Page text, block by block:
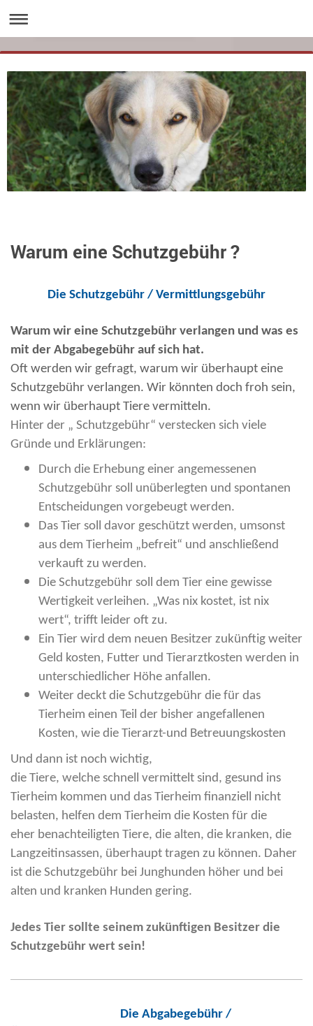
Warum eine Schutzgebühr ?
Die Schutzgebühr / Vermittlungsgebühr
Warum wir eine Schutzgebühr verlangen und was es
mit der Abgabegebühr auf sich hat.
Oft werden wir gefragt, warum wir überhaupt eine
Schutzgebühr verlangen. Wir könnten doch froh sein,
wenn wir überhaupt Tiere vermitteln.
Hinter der „ Schutzgebühr“ verstecken sich viele
Gründe und Erklärungen:
Durch die Erhebung einer angemessenen
Schutzgebühr soll unüberlegten und spontanen
Entscheidungen vorgebeugt werden.
Das Tier soll davor geschützt werden, umsonst
aus dem Tierheim „befreit“ und anschließend
verkauft zu werden.
Die Schutzgebühr soll dem Tier eine gewisse
Wertigkeit verleihen. „Was nix kostet, ist nix
wert“, trifft leider oft zu.
Ein Tier wird dem neuen Besitzer zukünftig weiter
Geld kosten, Futter und Tierarztkosten werden in
unterschiedlicher Höhe anfallen.
Weiter deckt die Schutzgebühr die für das
Tierheim einen Teil der bisher angefallenen
Kosten, wie die Tierarzt-und Betreuungskosten
Und dann ist noch wichtig,
die Tiere, welche schnell vermittelt sind, gesund ins
Tierheim kommen und das Tierheim finanziell nicht
belasten, helfen dem Tierheim die Kosten für die
eher benachteiligten Tiere, die alten, die kranken, die
Langzeitinsassen, überhaupt tragen zu können. Daher
ist die Schutzgebühr bei Junghunden höher und bei
alten und kranken Hunden gering.
Jedes Tier sollte seinem zukünftigen Besitzer die
Schutzgebühr wert sein!
Die Abgabegebühr /